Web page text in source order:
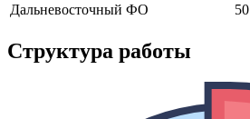
Дальневосточный ФО
50
Структура работы